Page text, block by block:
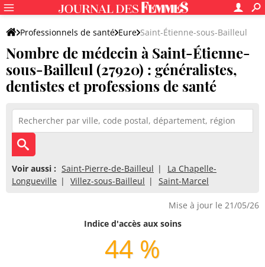
Professionnels de santé Eure Saint-Étienne-sous-Bailleul
Nombre de médecin à Saint-Étienne-
sous-Bailleul (27920) : généralistes,
dentistes et professions de santé
Voir aussi : Saint-Pierre-de-Bailleul
La Chapelle-
Longueville
Villez-sous-Bailleul Saint-Marcel
Mise à jour le 21/05/26
Indice d'accès aux soins
44 %